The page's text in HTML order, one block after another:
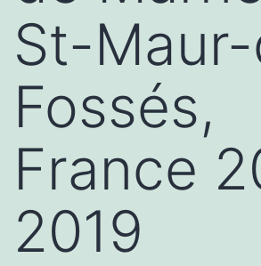
St-
Fossés,
France
2019